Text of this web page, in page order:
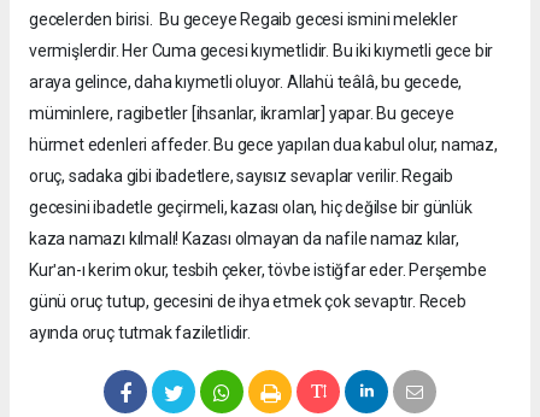
gecelerden birisi. Bu geceye Regaib gecesi ismini melekler
vermişlerdir. Her Cuma gecesi kıymetlidir. Bu iki kıymetli gece bir
araya gelince, daha kıymetli oluyor. Allahü teâlâ, bu gecede,
müminlere, ragibetler [ihsanlar, ikramlar] yapar. Bu geceye
hürmet edenleri affeder. Bu gece yapılan dua kabul olur, namaz,
oruç, sadaka gibi ibadetlere, sayısız sevaplar verilir. Regaib
gecesini ibadetle geçirmeli, kazası olan, hiç değilse bir günlük
kaza namazı kılmalı! Kazası olmayan da nafile namaz kılar,
Kurʹan-ı kerim okur, tesbih çeker, tövbe istiğfar eder. Perşembe
günü oruç tutup, gecesini de ihya etmek çok sevaptır. Receb
ayında oruç tutmak faziletlidir.